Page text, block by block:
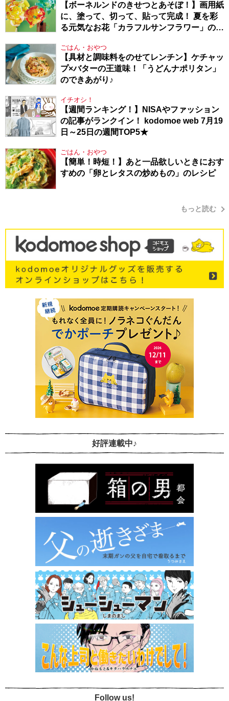
【ボーネルンドのきせつとあそぼ！】画用紙
に、塗って、切って、貼って完成！ 夏を彩
る元気なお花「カラフルサンフラワー」の作
ごはん・おやつ
【具材と調味料をのせてレンチン】ケチャッ
プ×バターの王道味！「うどんナポリタン」
のできあがり♪
イチオシ！
【週間ランキング！】NISAやファッション
の記事がランクイン！ kodomoe web 7月19
日～25日の週間TOP5★
ごはん・おやつ
【簡単！時短！】あと一品欲しいときにおす
すめの「卵とレタスの炒めもの」のレシピ
もっと読む
好評連載中♪
Follow us!